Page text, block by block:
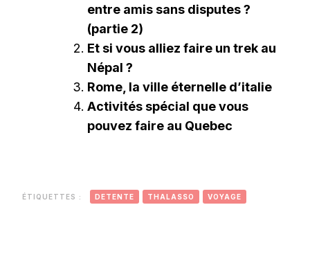
entre amis sans disputes ?
(partie 2)
Et si vous alliez faire un trek au
Népal ?
Rome, la ville éternelle d’italie
Activités spécial que vous
pouvez faire au Quebec
ÉTIQUETTES : DETENTE THALASSO VOYAGE